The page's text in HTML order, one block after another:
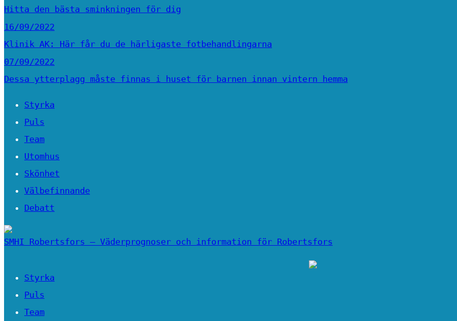
Hitta den bästa sminkningen för dig
16/09/2022
Klinik AK: Här får du de härligaste fotbehandlingarna
07/09/2022
Dessa ytterplagg måste finnas i huset för barnen innan vintern hemma
Styrka
Puls
Team
Utomhus
Skönhet
Välbefinnande
Debatt
SMHI Robertsfors – Väderprognoser och information för Robertsfors
Styrka
Puls
Team